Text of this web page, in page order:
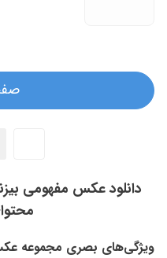
دانلود عکس مفهومی
ویژگی‌های بصری مجموعه